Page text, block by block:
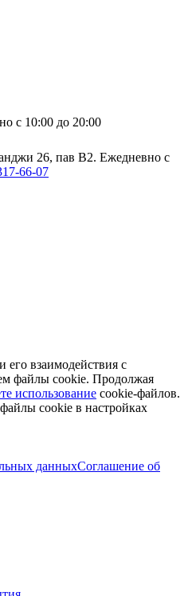
с 10:00 до 20:00
26, пав В2. Ежедневно с
66-07
его взаимодействия с
файлы cookie. Продолжая
использование cookie-файлов.
cookie в настройках
данныхСоглашение об